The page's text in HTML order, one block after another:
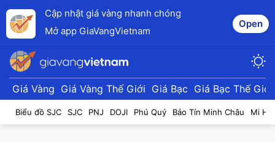
Cập nhật giá vàng nhanh chóng
Mở app GiaVangVietnam
Open
Giá Vàng Giá Vàng Thế Giới Giá Bạc Giá Bạc Thế Giới
Biểu đồ SJC SJC PNJ DOJI Phú Quý Bảo Tín Minh Châu Mi